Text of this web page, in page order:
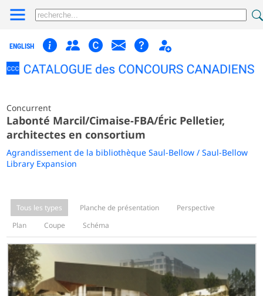
ENGLISH
Concurrent
Labonté Marcil/Cimaise-FBA/Éric Pelletier,
architectes en consortium
Agrandissement de la bibliothèque Saul-Bellow / Saul-Bellow
Library Expansion
Tous les types Planche de présentation
Perspective
Plan
Coupe Schéma